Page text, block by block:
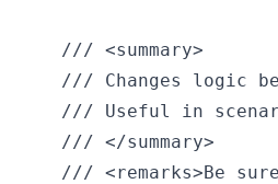
    /// <summary>
/// Changes logic
/// Useful in
    /// </summary>
/// <remarks>Be